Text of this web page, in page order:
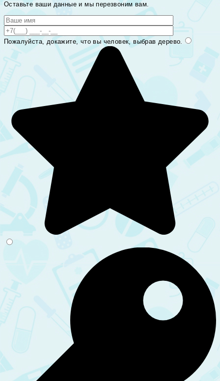
Оставьте ваши данные и мы перезвоним вам.
Пожалуйста, докажите, что вы человек, выбрав дерево.